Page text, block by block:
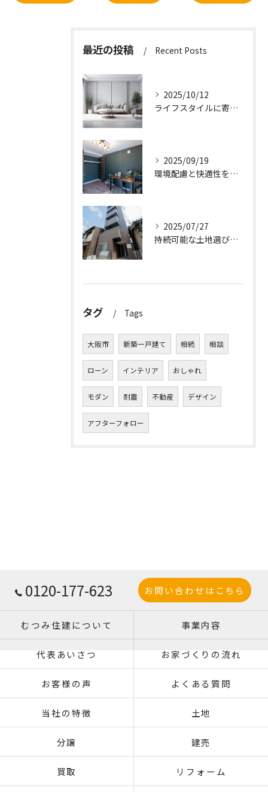
最近の投稿 Recent Posts
2025/10/12
ライフスタイルに寄り添う快適な新築一戸建て設計
2025/09/19
環境配慮と快適性を両立させた新築一戸建ての暮らし方
2025/07/27
持続可能な土地選びのポイント
タグ Tags
大阪市 新築一戸建て 相続 相談
ローン インテリア おしゃれ
モダン 耐震 不動産 デザイン
アフターフォロー
0120-177-623 お問い合わせはこちら
むつみ住建について 事業内容
代表あいさつ お家づくりの流れ
お客様の声 よくある質問
当社の特徴 土地
分譲 建売
買取 リフォーム